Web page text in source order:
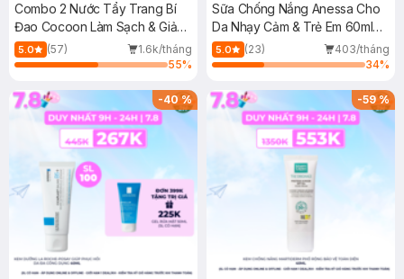
Combo 2 Nước Tẩy Trang Bí
Đao Cocoon Làm Sạch & Giảm
Dầu 500ml
5.0 (57)
1.6k/tháng
55%
Sữa Chống Nắng Anessa Cho
Da Nhạy Cảm & Trẻ Em 60ml
(Mới)
5.0 (23)
403/tháng
34%
-40% -59%